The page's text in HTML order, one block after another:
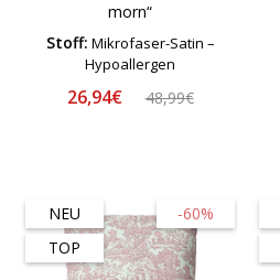
morn“
Stoff: Mikrofaser-Satin –
Hypoallergen
26,94€ 48,99€
-60%
NEU
TOP